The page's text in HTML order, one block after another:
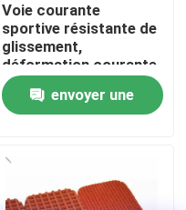
Voie courante
sportive résistante de
glissement,
déformation courante
en caoutchouc de la
voie 1.28mmenvoyer une